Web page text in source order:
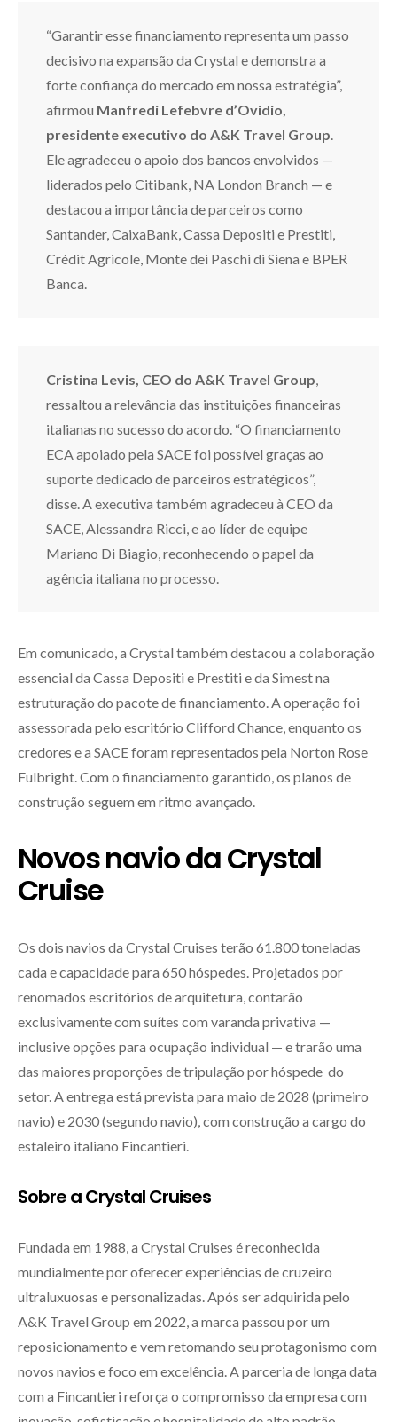
“Garantir esse financiamento representa um passo
decisivo na expansão da Crystal e demonstra a
forte confiança do mercado em nossa estratégia”,
afirmou Manfredi Lefebvre d’Ovidio,
presidente executivo do A&K Travel Group.
Ele agradeceu o apoio dos bancos envolvidos —
liderados pelo Citibank, NA London Branch — e
destacou a importância de parceiros como
Santander, CaixaBank, Cassa Depositi e Prestiti,
Crédit Agricole, Monte dei Paschi di Siena e BPER
Banca.
Cristina Levis, CEO do A&K Travel Group,
ressaltou a relevância das instituições financeiras
italianas no sucesso do acordo. “O financiamento
ECA apoiado pela SACE foi possível graças ao
suporte dedicado de parceiros estratégicos”,
disse. A executiva também agradeceu à CEO da
SACE, Alessandra Ricci, e ao líder de equipe
Mariano Di Biagio, reconhecendo o papel da
agência italiana no processo.
Em comunicado, a Crystal também destacou a colaboração
essencial da Cassa Depositi e Prestiti e da Simest na
estruturação do pacote de financiamento. A operação foi
assessorada pelo escritório Clifford Chance, enquanto os
credores e a SACE foram representados pela Norton Rose
Fulbright. Com o financiamento garantido, os planos de
construção seguem em ritmo avançado.
Novos navio da Crystal
Cruise
Os dois navios da Crystal Cruises terão 61.800 toneladas
cada e capacidade para 650 hóspedes. Projetados por
renomados escritórios de arquitetura, contarão
exclusivamente com suítes com varanda privativa —
inclusive opções para ocupação individual — e trarão uma
das maiores proporções de tripulação por hóspede do
setor. A entrega está prevista para maio de 2028 (primeiro
navio) e 2030 (segundo navio), com construção a cargo do
estaleiro italiano Fincantieri.
Sobre a Crystal Cruises
Fundada em 1988, a Crystal Cruises é reconhecida
mundialmente por oferecer experiências de cruzeiro
ultraluxuosas e personalizadas. Após ser adquirida pelo
A&K Travel Group em 2022, a marca passou por um
reposicionamento e vem retomando seu protagonismo com
novos navios e foco em excelência. A parceria de longa data
com a Fincantieri reforça o compromisso da empresa com